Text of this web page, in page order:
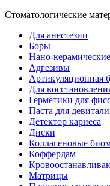
Стоматологические
Для анестезии
Боры
Нано-
Адгезивы
Артикуляционная
Для
Герметики для
Паста для
Детектор кариеса
Диски
Коллагеновые
Коффердам
Матрицы